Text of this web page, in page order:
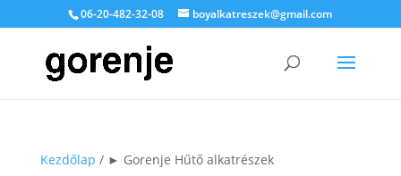
06-20-482-32-08 boyalkatreszek@gmail.com
Kezdőlap / ► Gorenje Hűtő alkatrészek